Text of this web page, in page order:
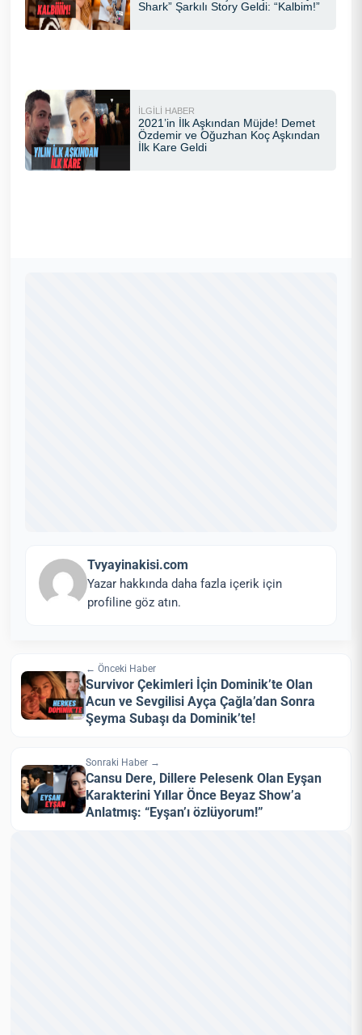
Tvyayinakisi.com
Yazar hakkında daha fazla içerik için
profiline göz atın.
← Önceki Haber
Survivor Çekimleri İçin Dominik’te Olan
Acun ve Sevgilisi Ayça Çağla’dan Sonra
Şeyma Subaşı da Dominik’te!
Sonraki Haber →
Cansu Dere, Dillere Pelesenk Olan Eyşan
Karakterini Yıllar Önce Beyaz Show’a
Anlatmış: “Eyşan’ı özlüyorum!”